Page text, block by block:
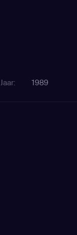
Jaar: 1989